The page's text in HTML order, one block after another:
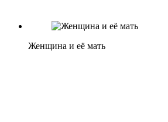
Женщина и её мать